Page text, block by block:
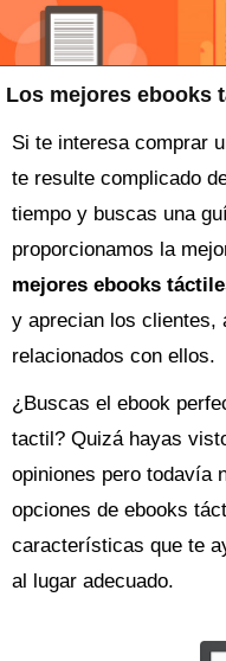
Los mejores ebooks
Si te interesa comprar
te resulte complicado
tiempo y buscas una
proporcionamos la
mejores ebooks
y aprecian los clientes,
relacionados con ellos.
¿Buscas el ebook
tactil? Quizá hayas
opiniones pero todavía
opciones de ebooks
características que te
al lugar adecuado.